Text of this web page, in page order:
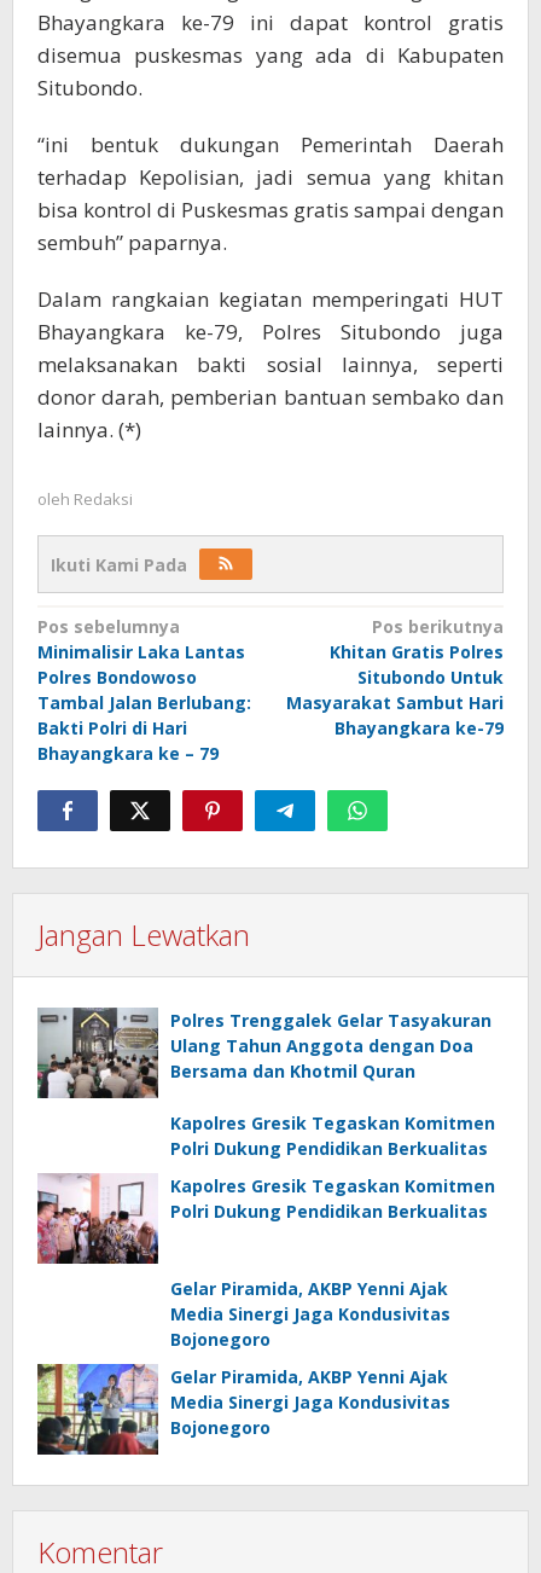
Bhayangkara ke-79 ini dapat kontrol gratis
disemua puskesmas yang ada di Kabupaten
Situbondo.
“ini bentuk dukungan Pemerintah Daerah
terhadap Kepolisian, jadi semua yang khitan
bisa kontrol di Puskesmas gratis sampai dengan
sembuh” paparnya.
Dalam rangkaian kegiatan memperingati HUT
Bhayangkara ke-79, Polres Situbondo juga
melaksanakan bakti sosial lainnya, seperti
donor darah, pemberian bantuan sembako dan
lainnya. (*)
oleh Redaksi
Ikuti Kami Pada
Navigasi
pos
Pos sebelumnya
Minimalisir Laka Lantas
Polres Bondowoso
Tambal Jalan Berlubang:
Bakti Polri di Hari
Bhayangkara ke – 79
Pos berikutnya
Khitan Gratis Polres
Situbondo Untuk
Masyarakat Sambut Hari
Bhayangkara ke-79
Jangan Lewatkan
Polres Trenggalek Gelar Tasyakuran
Ulang Tahun Anggota dengan Doa
Bersama dan Khotmil Quran
Kapolres Gresik Tegaskan Komitmen
Polri Dukung Pendidikan Berkualitas
Kapolres Gresik Tegaskan Komitmen
Polri Dukung Pendidikan Berkualitas
Gelar Piramida, AKBP Yenni Ajak
Media Sinergi Jaga Kondusivitas
Bojonegoro
Gelar Piramida, AKBP Yenni Ajak
Media Sinergi Jaga Kondusivitas
Bojonegoro
Komentar